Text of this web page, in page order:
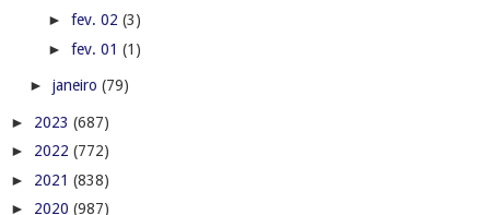
► fev. 02 (3)
► fev. 01 (1)
► janeiro (79)
► 2023 (687)
► 2022 (772)
► 2021 (838)
► 2020 (987)